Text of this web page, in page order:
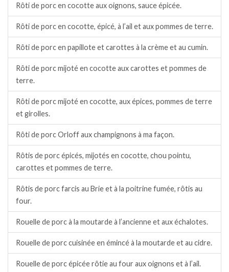
Rôti de porc en cocotte aux oignons, sauce épicée.
Rôti de porc en cocotte, épicé, à l’ail et aux pommes de terre.
Rôti de porc en papillote et carottes à la crème et au cumin.
Rôti de porc mijoté en cocotte aux carottes et pommes de
terre.
Rôti de porc mijoté en cocotte, aux épices, pommes de terre
et girolles.
Rôti de porc Orloff aux champignons à ma façon.
Rôtis de porc épicés, mijotés en cocotte, chou pointu,
carottes et pommes de terre.
Rôtis de porc farcis au Brie et à la poitrine fumée, rôtis au
four.
Rouelle de porc à la moutarde à l’ancienne et aux échalotes.
Rouelle de porc cuisinée en émincé à la moutarde et au cidre.
Rouelle de porc épicée rôtie au four aux oignons et à l’ail.